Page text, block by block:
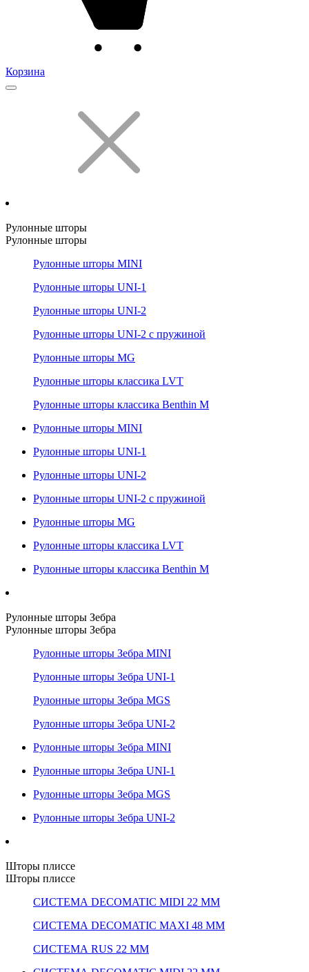
Корзина
Рулонные шторы
Рулонные шторы
Рулонные шторы MINI
Рулонные шторы UNI-1
Рулонные шторы UNI-2
Рулонные шторы UNI-2 с пружиной
Рулонные шторы MG
Рулонные шторы классика LVT
Рулонные шторы классика Benthin M
Рулонные шторы MINI
Рулонные шторы UNI-1
Рулонные шторы UNI-2
Рулонные шторы UNI-2 с пружиной
Рулонные шторы MG
Рулонные шторы классика LVT
Рулонные шторы классика Benthin M
Рулонные шторы Зебра
Рулонные шторы Зебра
Рулонные шторы Зебра MINI
Рулонные шторы Зебра UNI-1
Рулонные шторы Зебра MGS
Рулонные шторы Зебра UNI-2
Рулонные шторы Зебра MINI
Рулонные шторы Зебра UNI-1
Рулонные шторы Зебра MGS
Рулонные шторы Зебра UNI-2
Шторы плиссе
Шторы плиссе
СИСТЕМА DECOMATIC MIDI 22 ММ
СИСТЕМА DECOMATIC MAXI 48 ММ
СИСТЕМА RUS 22 ММ